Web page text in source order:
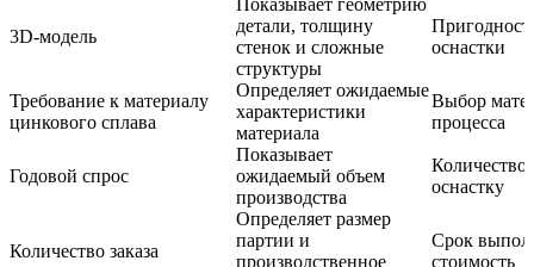
3D-модель
Показывает геометрию
детали, толщину
стенок и сложные
структуры
оснастки
Требование к материалу
цинкового сплава
Определяет ожидаемые
характеристики
материала
Выбор
процесса
Годовой спрос
Показывает
ожидаемый объем
производства
Количество
оснастку
Количество заказа
Определяет размер
партии и
производственное
Срок
стоимость